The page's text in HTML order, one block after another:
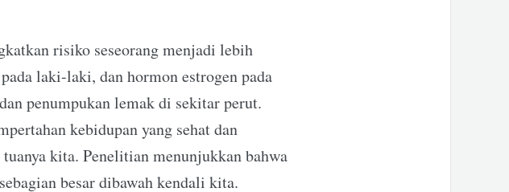
risiko seseorang menjadi lebih
laki-laki, dan hormon estrogen pada
penumpukan lemak di sekitar perut.
kebidupan yang sehat dan
kita. Penelitian menunjukkan bahwa
besar dibawah kendali kita.